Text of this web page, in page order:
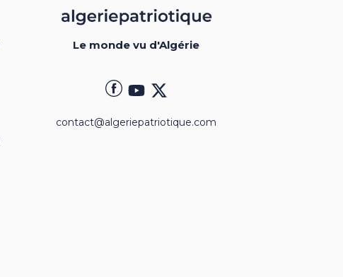
Le monde vu d'Algérie
contact@algeriepatriotique.com